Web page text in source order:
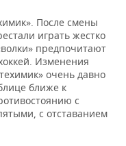
После смены
играть жестко
предпочитают
Изменения
очень давно
ближе к
с
с отставанием